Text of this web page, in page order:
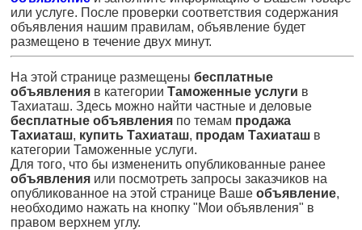
или услуге. После проверки соответствия содержания
объявления нашим правилам, объявление будет
размещено в течение двух минут.
На этой странице размещены бесплатные
объявления в категории Таможенные услуги в
Тахиаташ. Здесь можно найти частные и деловые
бесплатные объявления по темам продажа
Тахиаташ, купить Тахиаташ, продам Тахиаташ в
категории Таможенные услуги.
Для того, что бы измененить опубликованные ранее
объявления или посмотреть запросы заказчиков на
опубликованное на этой странице Ваше объявление,
необходимо нажать на кнопку "Мои объявления" в
правом верхнем углу.